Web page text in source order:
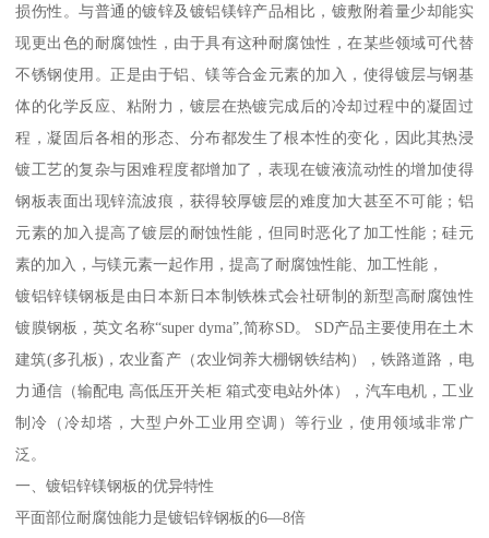
损伤性。与普通的镀锌及镀铝镁锌产品相比，镀敷附着量少却能实
现更出色的耐腐蚀性，由于具有这种耐腐蚀性，在某些领域可代替
不锈钢使用。正是由于铝、镁等合金元素的加入，使得镀层与钢基
体的化学反应、粘附力，镀层在热镀完成后的冷却过程中的凝固过
程，凝固后各相的形态、分布都发生了根本性的变化，因此其热浸
镀工艺的复杂与困难程度都增加了，表现在镀液流动性的增加使得
钢板表面出现锌流波痕，获得较厚镀层的难度加大甚至不可能；铝
元素的加入提高了镀层的耐蚀性能，但同时恶化了加工性能；硅元
素的加入，与镁元素一起作用，提高了耐腐蚀性能、加工性能，
镀铝锌镁钢板是由日本新日本制铁株式会社研制的新型高耐腐蚀性
镀膜钢板，英文名称“super dyma”,简称SD。 SD产品主要使用在土木
建筑(多孔板)，农业畜产（农业饲养大棚钢铁结构），铁路道路，电
力通信（输配电 高低压开关柜 箱式变电站外体），汽车电机，工业
制冷（冷却塔，大型户外工业用空调）等行业，使用领域非常广
泛。
一、镀铝锌镁钢板的优异特性
平面部位耐腐蚀能力是镀铝锌钢板的6—8倍